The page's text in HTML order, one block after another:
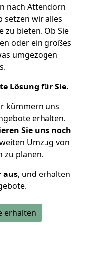
nach Attendorn
setzen wir alles
zu bieten. Ob Sie
oder ein großes
umgezogen
Lösung für Sie.
kümmern uns
erhalten.
Sie uns noch
Umzug von
zu planen.
aus, und erhalten
erhalten